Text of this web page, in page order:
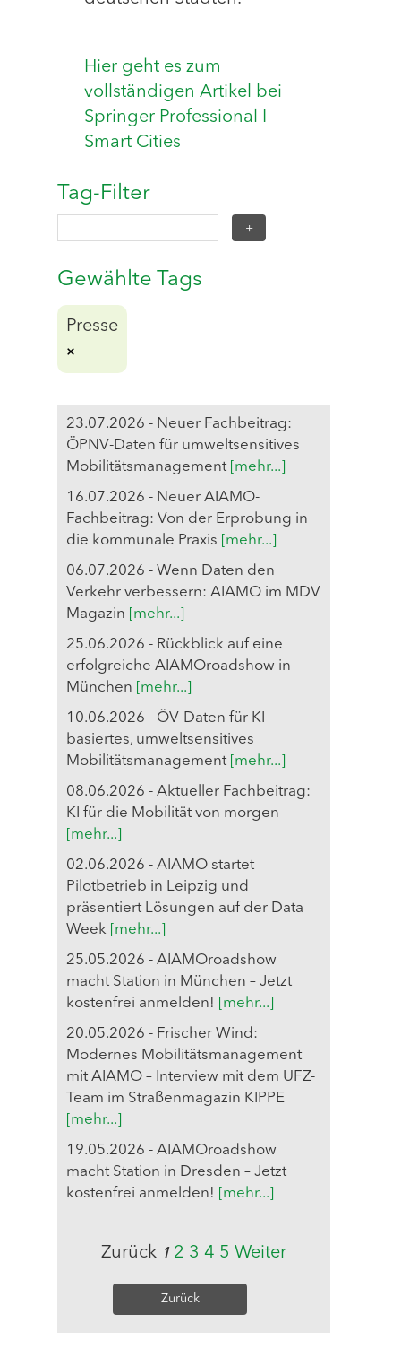
Hier geht es zum
vollständigen Artikel bei
Springer Professional I
Smart Cities
Tag-Filter
Gewählte Tags
Presse
23.07.2026 - Neuer Fachbeitrag:
ÖPNV-Daten für umweltsensitives
Mobilitätsmanagement [mehr...]
16.07.2026 - Neuer AIAMO-
Fachbeitrag: Von der Erprobung in
die kommunale Praxis
[mehr...]
06.07.2026 - Wenn Daten den
Verkehr verbessern: AIAMO im MDV
Magazin
[mehr...]
25.06.2026 - Rückblick auf eine
erfolgreiche AIAMOroadshow in
München
[mehr...]
10.06.2026 - ÖV-Daten für KI-
basiertes, umweltsensitives
Mobilitätsmanagement [mehr...]
08.06.2026 - Aktueller Fachbeitrag:
KI für die Mobilität von morgen
[mehr...]
02.06.2026 - AIAMO startet
Pilotbetrieb in Leipzig und
präsentiert Lösungen auf der Data
Week
[mehr...]
25.05.2026 - AIAMOroadshow
macht Station in München – Jetzt
kostenfrei anmelden!
[mehr...]
20.05.2026 - Frischer Wind:
Modernes Mobilitätsmanagement
mit AIAMO – Interview mit dem UFZ-
Team im Straßenmagazin KIPPE
[mehr...]
19.05.2026 - AIAMOroadshow
macht Station in Dresden – Jetzt
kostenfrei anmelden!
[mehr...]
Zurück 1 2 3 4 5 Weiter
Zurück